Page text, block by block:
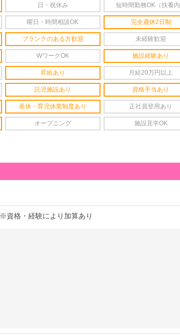
日・祝休み 短時間勤務OK（扶養
曜日・時間相談OK 完全週休2日制
ブランクのある方歓迎 未経験歓迎
WワークOK 施設経験あり
昇給あり 月給20万円以上
託児施設あり 資格手当あり
産休・育児休業制度あり 正社員登用あり
オープニング 施設見学OK
※資格・経験により加算あり